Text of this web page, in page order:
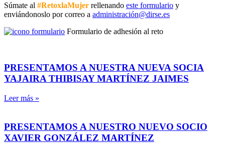
Súmate al #RetoxlaMujer rellenando este formulario y
enviándonoslo por correo a administración@dirse.es
Formulario de adhesión al reto
PRESENTAMOS A NUESTRA NUEVA SOCIA
YAJAIRA THIBISAY MARTÍNEZ JAIMES
Leer más »
PRESENTAMOS A NUESTRO NUEVO SOCIO
XAVIER GONZÁLEZ MARTÍNEZ